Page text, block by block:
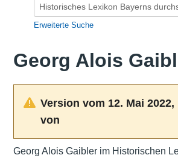
Erweiterte Suche
Georg Alois
Version vom 12. Mai 2022,
von
Georg Alois Gaibler im Historischen